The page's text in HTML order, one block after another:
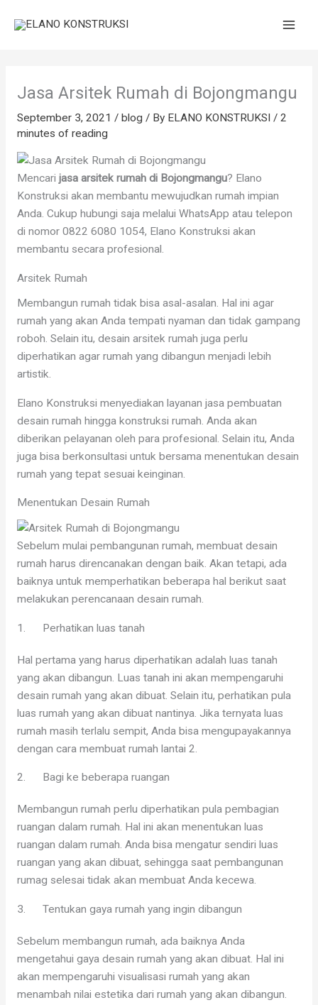
Jasa Arsitek Rumah di Bojongmangu
September 3, 2021 / blog / By ELANO KONSTRUKSI / 2
minutes of reading
Mencari jasa arsitek rumah di Bojongmangu? Elano
Konstruksi akan membantu mewujudkan rumah impian
Anda. Cukup hubungi saja melalui WhatsApp atau telepon
di nomor 0822 6080 1054, Elano Konstruksi akan
membantu secara profesional.
Arsitek Rumah
Membangun rumah tidak bisa asal-asalan. Hal ini agar
rumah yang akan Anda tempati nyaman dan tidak gampang
roboh. Selain itu, desain arsitek rumah juga perlu
diperhatikan agar rumah yang dibangun menjadi lebih
artistik.
Elano Konstruksi menyediakan layanan jasa pembuatan
desain rumah hingga konstruksi rumah. Anda akan
diberikan pelayanan oleh para profesional. Selain itu, Anda
juga bisa berkonsultasi untuk bersama menentukan desain
rumah yang tepat sesuai keinginan.
Menentukan Desain Rumah
Sebelum mulai pembangunan rumah, membuat desain
rumah harus direncanakan dengan baik. Akan tetapi, ada
baiknya untuk memperhatikan beberapa hal berikut saat
melakukan perencanaan desain rumah.
1. Perhatikan luas tanah
Hal pertama yang harus diperhatikan adalah luas tanah
yang akan dibangun. Luas tanah ini akan mempengaruhi
desain rumah yang akan dibuat. Selain itu, perhatikan pula
luas rumah yang akan dibuat nantinya. Jika ternyata luas
rumah masih terlalu sempit, Anda bisa mengupayakannya
dengan cara membuat rumah lantai 2.
2. Bagi ke beberapa ruangan
Membangun rumah perlu diperhatikan pula pembagian
ruangan dalam rumah. Hal ini akan menentukan luas
ruangan dalam rumah. Anda bisa mengatur sendiri luas
ruangan yang akan dibuat, sehingga saat pembangunan
rumag selesai tidak akan membuat Anda kecewa.
3. Tentukan gaya rumah yang ingin dibangun
Sebelum membangun rumah, ada baiknya Anda
mengetahui gaya desain rumah yang akan dibuat. Hal ini
akan mempengaruhi visualisasi rumah yang akan
menambah nilai estetika dari rumah yang akan dibangun.